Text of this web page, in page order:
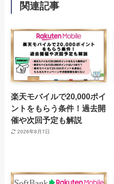
関連記事
楽天モバイルで20,000ポイ
ントをもらう条件！過去開
催や次回予定も解説
2026年8月7日